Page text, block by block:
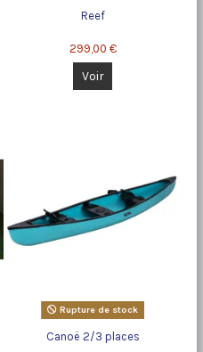
Reef
299,00 €
Voir
Rupture de stock
Canoë 2/3 places